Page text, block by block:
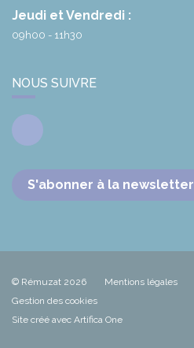
Jeudi et Vendredi :
09h00 - 11h30
NOUS SUIVRE
Facebook
S'abonner à la newsletter
© Rémuzat 2026 Mentions légales
Gestion des cookies
Site créé avec Artifica One